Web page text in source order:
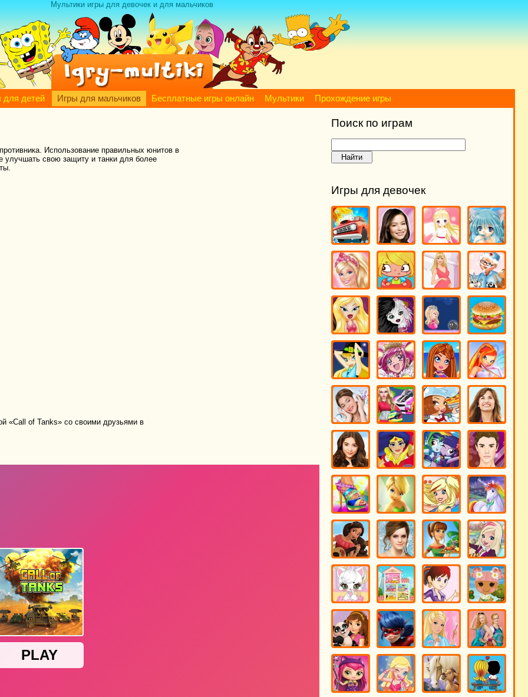
Мультики игры для девочек и для мальчиков
для детей Игры для мальчиков Бесплатные игры онлайн Мультики Прохождение игры
Использование правильных юнитов в
улучшать свою защиту и танки для более
«Call of Tanks» со своими друзьями в
Поиск по играм
Игры для девочек